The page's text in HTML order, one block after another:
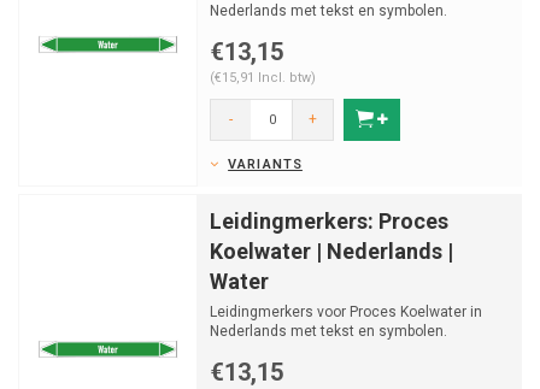
Nederlands met tekst en symbolen.
€13,15
(€15,91 Incl. btw)
- +
VARIANTS
Leidingmerkers: Proces
Koelwater | Nederlands |
Water
Leidingmerkers voor Proces Koelwater in
Nederlands met tekst en symbolen.
€13,15